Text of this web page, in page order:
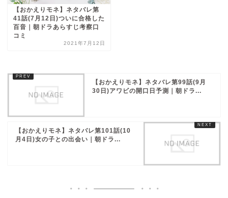
【おかえりモネ】ネタバレ第
41話(7月12日)ついに合格した
百音｜朝ドラあらすじ考察口
コミ
2021年7月12日
【おかえりモネ】ネタバレ第99話(9月
30日)アワビの開口日予測｜朝ドラ...
【おかえりモネ】ネタバレ第101話(10
月4日)女の子との出会い｜朝ドラ...